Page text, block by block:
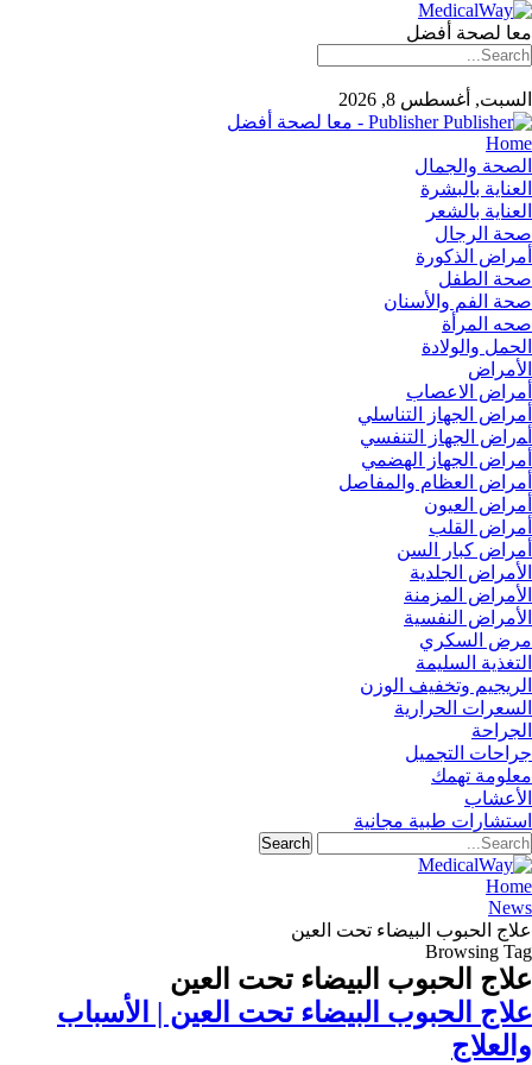
معا لصحة أفضل
السبت, أغسطس 8, 2026
Publisher - معا لصحة أفضل
Home
الصحة والجمال
العناية بالبشرة
العناية بالشعر
صحة الرجال
أمراض الذكورة
صحة الطفل
صحة الفم والأسنان
صحه المرأة
الحمل والولادة
الأمراض
أمراض الاعصاب
أمراض الجهاز التناسلي
أﻤراض اﻟﺠﻬﺎز اﻟﺘﻨﻔﺴﻲ
أمراض الجهاز الهضمي
أمراض العظام والمفاصل
أمراض العيون
أمراض القلب
أمراض كبار السن
الأمراض الجلدية
الأمراض المزمنة
الأمراض النفسية
مرض السكري
التغذية السليمة
الريجيم وتخفيف الوزن
السعرات الحرارية
الجراحة
جراحات التجميل
معلومة تهمك
الأعشاب
استشارات طبية مجانية
Home
News
علاج الحبوب البيضاء تحت العين
Browsing Tag
علاج الحبوب البيضاء تحت العين
علاج الحبوب البيضاء تحت العين | الأسباب
والعلاج